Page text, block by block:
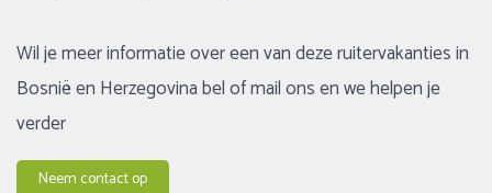
Wil je meer informatie over een van deze ruitervakanties in
Bosnië en Herzegovina bel of mail ons en we helpen je
verder
Neem contact op